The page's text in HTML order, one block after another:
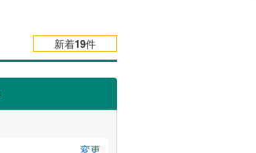
新着19件
変更